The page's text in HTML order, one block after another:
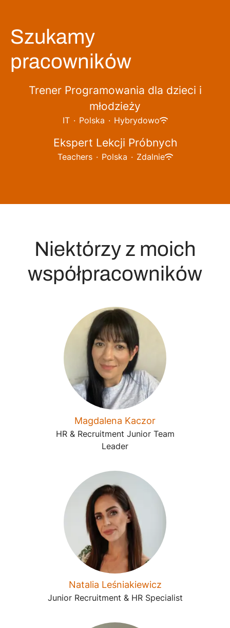
Szukamy
pracowników
Trener Programowania dla dzieci i
młodzieży
IT · Polska · Hybrydowo
Ekspert Lekcji Próbnych
Teachers · Polska · Zdalnie
Niektórzy z moich
współpracowników
Magdalena Kaczor
HR & Recruitment Junior Team
Leader
Natalia Leśniakiewicz
Junior Recruitment & HR Specialist